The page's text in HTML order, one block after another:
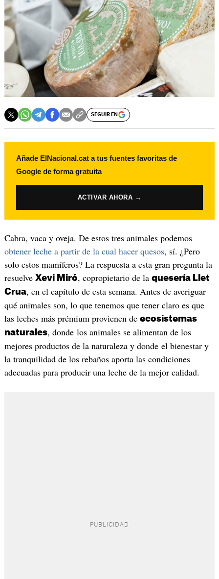
SEGUIR EN
Añade ElNacional.cat a tus fuentes favoritas de
Google de forma gratuita
ACTIVAR AHORA →
Cabra, vaca y oveja. De estos tres animales podemos
obtener leche a partir de la cual hacer quesos, sí. ¿Pero
solo estos mamíferos? La respuesta a esta gran pregunta la
resuelve Xevi Miró, copropietario de la quesería Llet
Crua, en el capítulo de esta semana. Antes de averiguar
qué animales son, lo que tenemos que tener claro es que
las leches más prémium provienen de ecosistemas
naturales, donde los animales se alimentan de los
mejores productos de la naturaleza y donde el bienestar y
la tranquilidad de los rebaños aporta las condiciones
adecuadas para producir una leche de la mejor calidad.